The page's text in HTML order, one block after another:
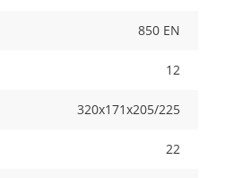
850 EN
12
320х171х205/225
22